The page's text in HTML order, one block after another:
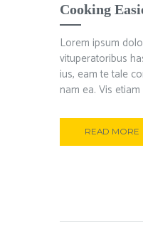
Cooking
Lorem ipsum
vituperatoribus
ius, eam te tale
nam ea. Vis
READ MORE